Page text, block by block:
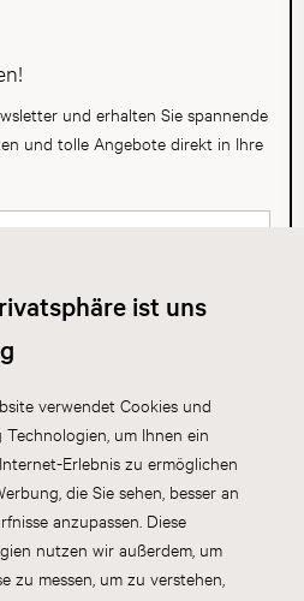
ist uns
verwendet Cookies und
Technologien, um Ihnen ein
Erlebnis zu ermöglichen
die Sie sehen, besser an
anzupassen. Diese
nutzen wir außerdem, um
zu messen, um zu verstehen,
und erhalten Sie spannende
und tolle Angebote direkt in Ihre